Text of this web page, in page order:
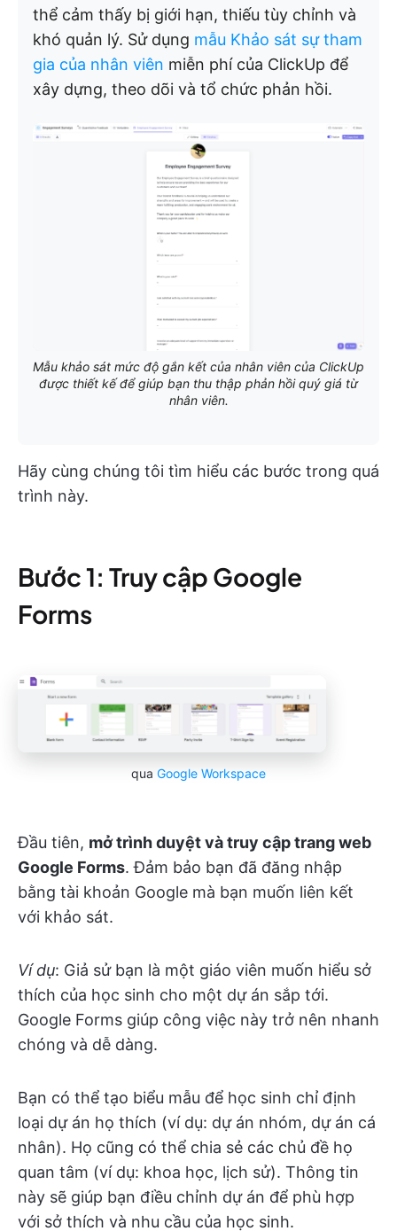
thể cảm thấy bị giới hạn, thiếu tùy chỉnh và
khó quản lý. Sử dụng mẫu Khảo sát sự tham
gia của nhân viên miễn phí của ClickUp để
xây dựng, theo dõi và tổ chức phản hồi.
Mẫu khảo sát mức độ gắn kết của nhân viên của ClickUp
được thiết kế để giúp bạn thu thập phản hồi quý giá từ
nhân viên.
Hãy cùng chúng tôi tìm hiểu các bước trong quá
trình này.
Bước 1: Truy cập Google
Forms
qua Google Workspace
Đầu tiên, mở trình duyệt và truy cập trang web
Google Forms. Đảm bảo bạn đã đăng nhập
bằng tài khoản Google mà bạn muốn liên kết
với khảo sát.
Ví dụ: Giả sử bạn là một giáo viên muốn hiểu sở
thích của học sinh cho một dự án sắp tới.
Google Forms giúp công việc này trở nên nhanh
chóng và dễ dàng.
Bạn có thể tạo biểu mẫu để học sinh chỉ định
loại dự án họ thích (ví dụ: dự án nhóm, dự án cá
nhân). Họ cũng có thể chia sẻ các chủ đề họ
quan tâm (ví dụ: khoa học, lịch sử). Thông tin
này sẽ giúp bạn điều chỉnh dự án để phù hợp
với sở thích và nhu cầu của học sinh.